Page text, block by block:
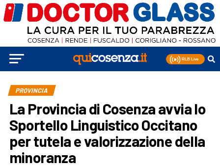
PROVINCIA
La Provincia di Cosenza avvia lo
Sportello Linguistico Occitano
per tutela e valorizzazione della
minoranza